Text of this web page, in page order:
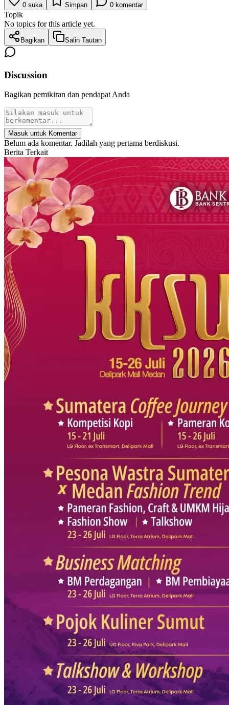
0 suka Simpan 0 komentar
Topik
No topics for this article yet.
Bagikan Salin Tautan
Discussion
Bagikan pemikiran dan pendapat Anda
Masuk untuk Komentar
Belum ada komentar. Jadilah yang pertama berdiskusi.
Berita Terkait